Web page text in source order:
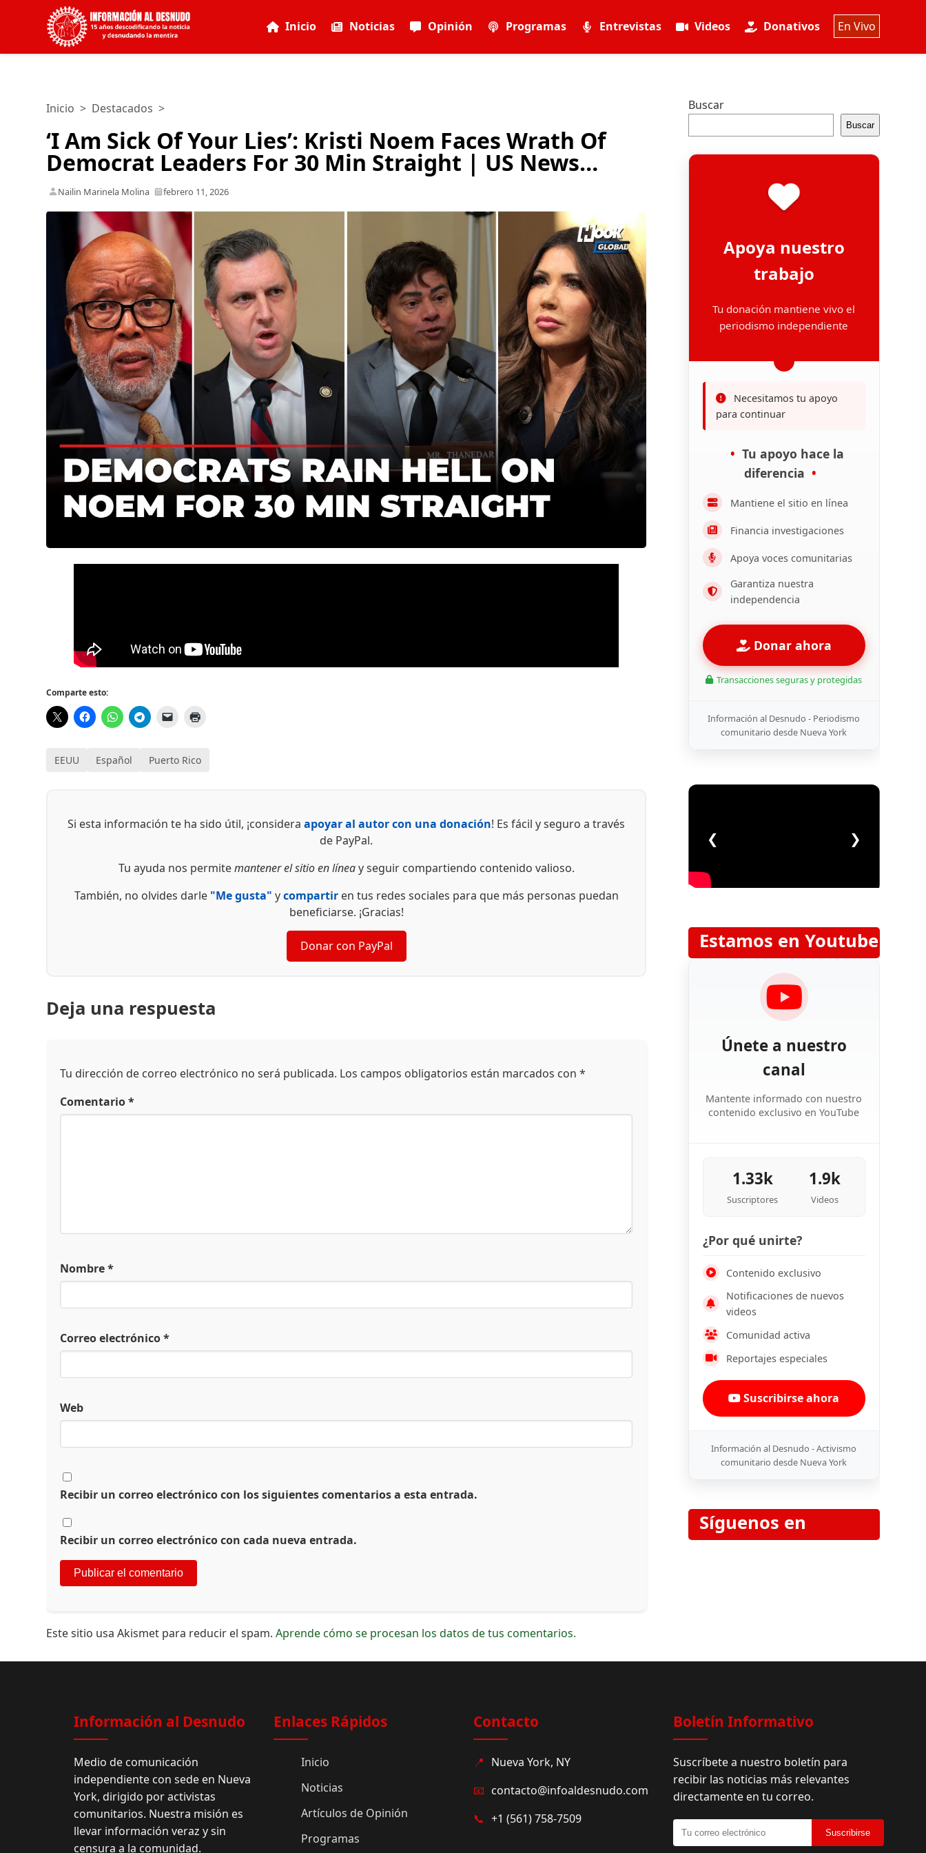
Inicio Noticias Opinión Programas Entrevistas Videos Donativos En Vivo
Inicio > Destacados >
‘I Am Sick Of Your Lies’: Kristi Noem Faces Wrath Of
Democrat Leaders For 30 Min Straight | US News…
Nailin Marinela Molina febrero 11, 2026
Comparte esto:
EEUU Español Puerto Rico
Si esta información te ha sido útil, ¡consideraapoyar al autor con una donación! Es fácil y seguro a través
de PayPal.
Tu ayuda nos permitemantener el sitio en líneay seguir compartiendo contenido valioso.
También, no olvides darle "Me gusta" ycompartiren tus redes sociales para que más personas puedan
beneficiarse. ¡Gracias!
Donar con PayPal
Deja una respuesta
Tu dirección de correo electrónico no será publicada. Los campos obligatorios están marcados con*
Comentario*
Nombre*
Correo electrónico*
Web
Recibir un correo electrónico con los siguientes comentarios a esta entrada.
Recibir un correo electrónico con cada nueva entrada.
Este sitio usa Akismet para reducir el spam.Aprende cómo se procesan los datos de tus comentarios.
Buscar
Buscar
Apoya nuestro
trabajo
Tu donación mantiene vivo el
periodismo independiente
Necesitamos tu apoyo
para continuar
Tu apoyo hace la
diferencia
Mantiene el sitio en línea
Financia investigaciones
Apoya voces comunitarias
Garantiza nuestra
independencia
Donar ahora
Transacciones seguras y protegidas
Información al Desnudo - Periodismo
comunitario desde Nueva York
❮ ❯
Estamos en Youtube
Únete a nuestro
canal
Mantente informado con nuestro
contenido exclusivo en YouTube
1.33k
Suscriptores
1.9k
Videos
¿Por qué unirte?
Contenido exclusivo
Notificaciones de nuevos
videos
Comunidad activa
Reportajes especiales
Suscribirse ahora
Información al Desnudo - Activismo
comunitario desde Nueva York
Síguenos en
Información al Desnudo
Medio de comunicación
independiente con sede en Nueva
York, dirigido por activistas
comunitarios. Nuestra misión es
llevar información veraz y sin
censura a la comunidad.
Enlaces Rápidos
Inicio
Noticias
Artículos de Opinión
Programas
Contacto
📍 Nueva York, NY
📧 contacto@infoaldesnudo.com
📞 +1 (561) 758-7509
Boletín Informativo
Suscríbete a nuestro boletín para
recibir las noticias más relevantes
directamente en tu correo.
Suscribirse